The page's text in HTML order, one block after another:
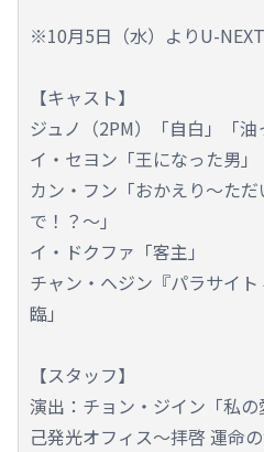
※10月5日（水）よりU-
【キャスト】
ジュノ（2PM）「自白」「油
イ・セヨン「王になった男」
カン・フン「おかえり～た
で！？～」
イ・ドクファ「客主」
チャン・ヘジン『パラサイ
臨」
【スタッフ】
演出：チョン・ジイン「私
己発光オフィス～拝啓 運命